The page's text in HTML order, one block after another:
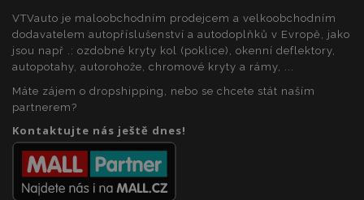
VTVauto je maloobchodním prodejcem a velkoobchodním
dodavatelem autopříslušenství a autodoplňků v Evropě, jako
jsou např .: ozdobné kryty kol (poklice), okenní deflektory,
autopotahy, autorohože, chromové kryty a rámy, ...
Máte zájem o dropshipping, nebo se chcete stát naším
partnerem?
Kontaktujte nás ještě dnes!
Funkční soubory
Nezbytně nutné soubory